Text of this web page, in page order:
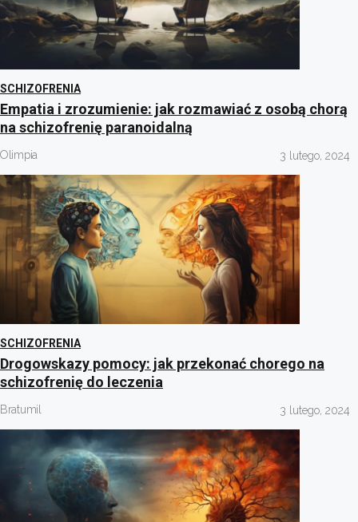
SCHIZOFRENIA
Empatia i zrozumienie: jak rozmawiać z osobą chorą
na schizofrenię paranoidalną
Olimpia 3 lutego, 2024
SCHIZOFRENIA
Drogowskazy pomocy: jak przekonać chorego na
schizofrenię do leczenia
Bratumil 3 lutego, 2024